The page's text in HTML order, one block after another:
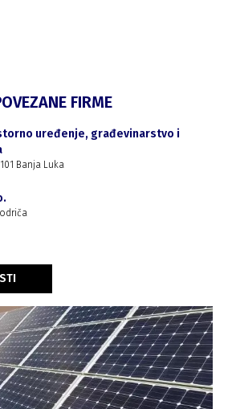
FIRME
uređenje, građevinarstvo i
Banja Luka